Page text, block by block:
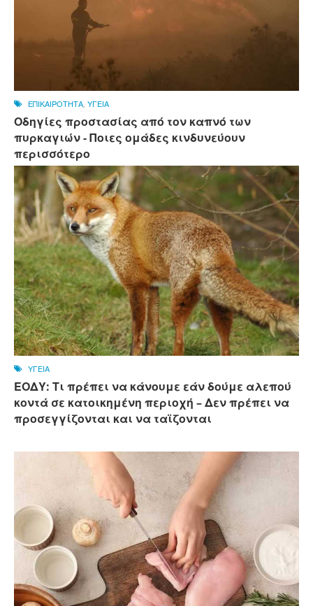
ΕΠΙΚΑΙΡΟΤΗΤΑ, ΥΓΕΙΑ
Οδηγίες προστασίας από τον καπνό των
πυρκαγιών - Ποιες ομάδες κινδυνεύουν
περισσότερο
ΥΓΕΙΑ
ΕΟΔΥ: Τι πρέπει να κάνουμε εάν δούμε αλεπού
κοντά σε κατοικημένη περιοχή – Δεν πρέπει να
προσεγγίζονται και να ταϊζονται